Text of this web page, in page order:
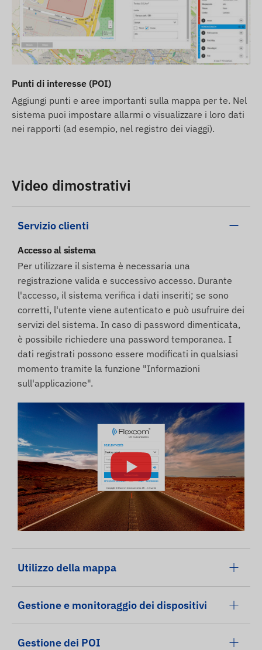
Punti di interesse (POI)
Aggiungi punti e aree importanti sulla mappa per te. Nel
sistema puoi impostare allarmi o visualizzare i loro dati
nei rapporti (ad esempio, nel registro dei viaggi).
Video dimostrativi
Servizio clienti
Accesso al sistema
Per utilizzare il sistema è necessaria una
registrazione valida e successivo accesso. Durante
l'accesso, il sistema verifica i dati inseriti; se sono
corretti, l'utente viene autenticato e può usufruire dei
servizi del sistema. In caso di password dimenticata,
è possibile richiedere una password temporanea. I
dati registrati possono essere modificati in qualsiasi
momento tramite la funzione "Informazioni
sull'applicazione".
Utilizzo della mappa
Gestione e monitoraggio dei dispositivi
Gestione dei POI